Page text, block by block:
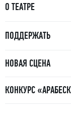
О ТЕАТРЕ
ПОДДЕРЖАТЬ
НОВАЯ СЦЕНА
КОНКУРС